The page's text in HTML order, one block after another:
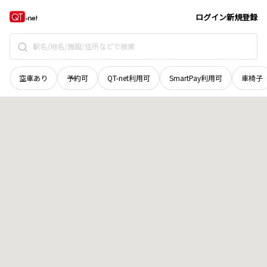
ログイン新規登録
空車あり 予約可 QT-net利用可 SmartPay利用可 車椅子
北海道